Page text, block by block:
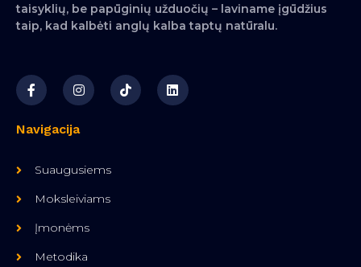
taisyklių, be papūginių užduočių – laviname įgūdžius
taip, kad kalbėti anglų kalba taptų natūralu.
Navigacija
Suaugusiems
Moksleiviams
Įmonėms
Metodika